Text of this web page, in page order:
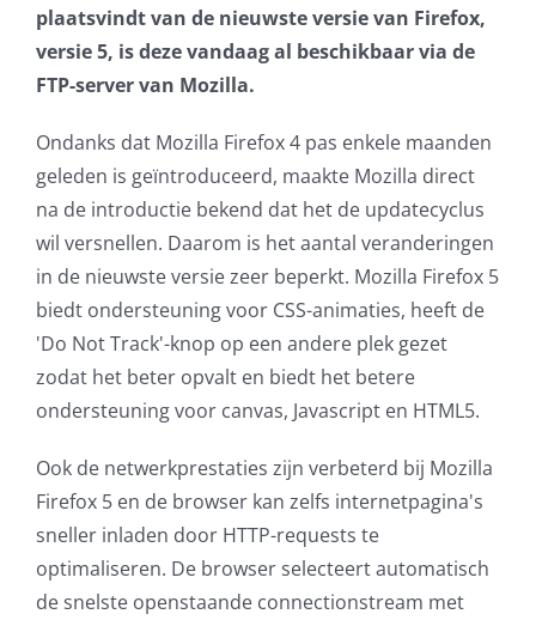
VOIP
AVG
Office365
Glasvezelverbindingen
Microsoft software licenties
SLA overeenkomsten
Remote Help
WordPress SLA Contract
plaatsvindt van de nieuwste versie van Firefox,
versie 5, is deze vandaag al beschikbaar via de
FTP-server van Mozilla.
Ondanks dat Mozilla Firefox 4 pas enkele maanden
geleden is geïntroduceerd, maakte Mozilla direct
na de introductie bekend dat het de updatecyclus
wil versnellen. Daarom is het aantal veranderingen
in de nieuwste versie zeer beperkt. Mozilla Firefox 5
biedt ondersteuning voor CSS-animaties, heeft de
'Do Not Track'-knop op een andere plek gezet
zodat het beter opvalt en biedt het betere
ondersteuning voor canvas, Javascript en HTML5.
Ook de netwerkprestaties zijn verbeterd bij Mozilla
Firefox 5 en de browser kan zelfs internetpagina's
sneller inladen door HTTP-requests te
optimaliseren. De browser selecteert automatisch
de snelste openstaande connectionstream met